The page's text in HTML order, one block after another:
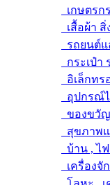
เกษตรก
เสื้อผ้า
รถยนต์
กระเป๋า
อิเล็กทร
อุปกรณ์
ของขวัญ
สุขภาพ
บ้าน , ไ
เครื่องจั